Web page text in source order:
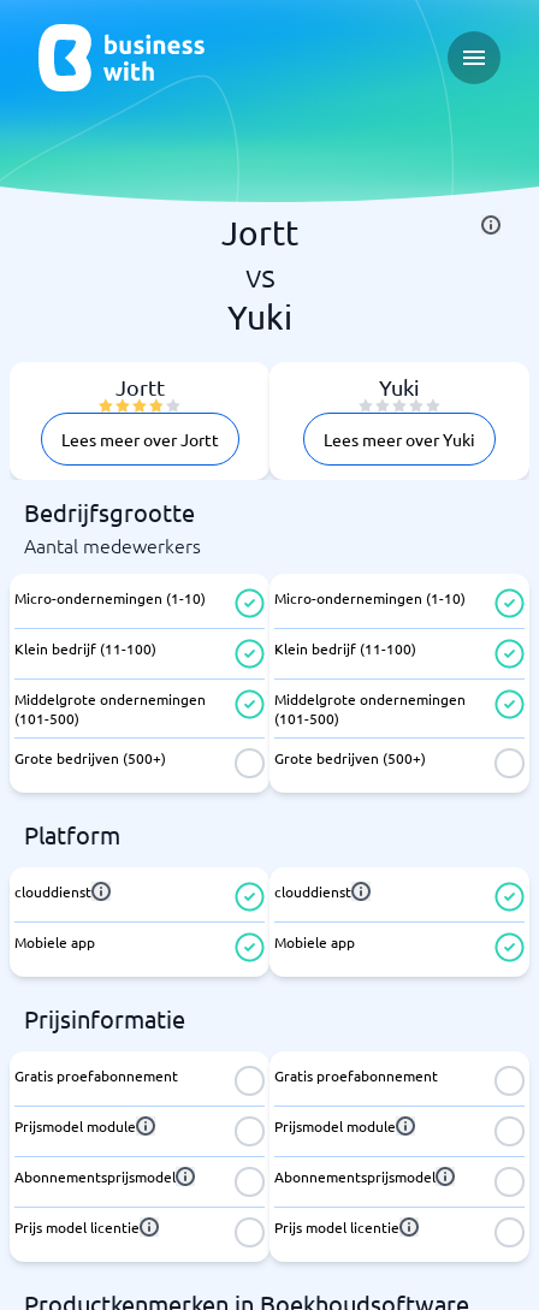
Open
Jortt
vs
Yuki
Jortt
Lees meer over Jortt
Yuki
Lees meer over Yuki
Bedrijfsgrootte
Aantal medewerkers
Micro-ondernemingen (1-10)
Klein bedrijf (11-100)
Middelgrote ondernemingen
(101-500)
Grote bedrijven (500+)
Micro-ondernemingen (1-10)
Klein bedrijf (11-100)
Middelgrote ondernemingen
(101-500)
Grote bedrijven (500+)
Platform
clouddienst
Mobiele app
clouddienst
Mobiele app
Prijsinformatie
Gratis proefabonnement
Prijsmodel module
Abonnementsprijsmodel
Prijs model licentie
Gratis proefabonnement
Prijsmodel module
Abonnementsprijsmodel
Prijs model licentie
Productkenmerken in Boekhoudsoftware